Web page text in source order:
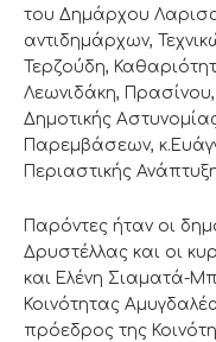
του Δημάρχου
αντιδημάρχων,
Τερζούδη,
Λεωνιδάκη,
Δημοτικής
Παρεμβάσεων,
Περιαστικής
Παρόντες ήταν οι
Δρυστέλλας και οι
και Ελένη Σιαματά-
Κοινότητας
πρόεδρος της